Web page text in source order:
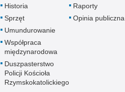
Historia
Sprzęt
Umundurowanie
Współpraca
międzynarodowa
Duszpasterstwo
Policji Kościoła
Rzymskokatolickiego
Raporty
Opinia publiczna